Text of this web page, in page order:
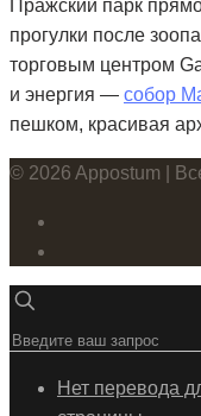
Пражский парк
прогулки после
торговым центром
и энергия — собор
пешком, красивая
© 2026 Appostum |
Нет перевода